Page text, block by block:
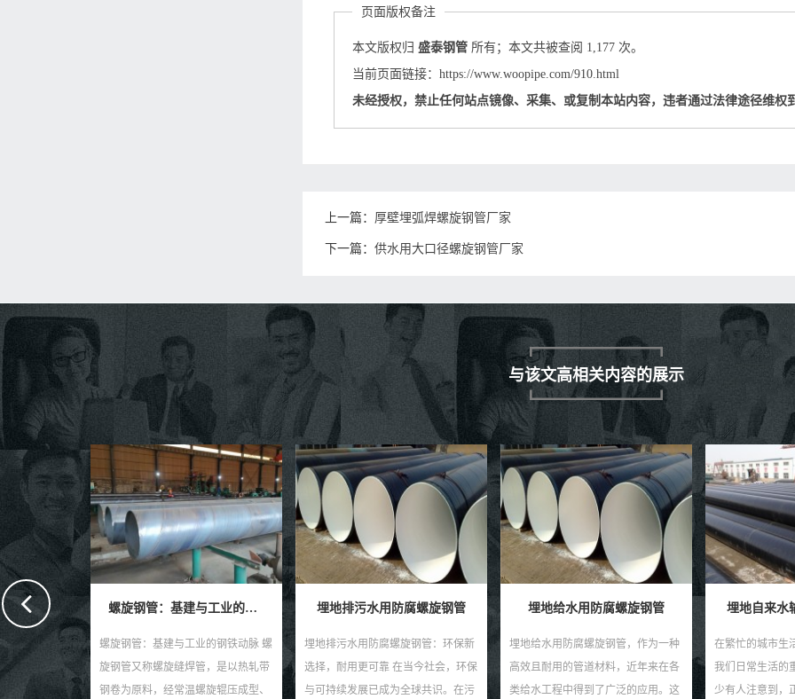
页面版权备注
本文版权归盛泰钢管 所有；本文共被查阅 1,177 次。
当前页面链接：https://www.woopipe.com/910.html
未经授权，禁止任何站点镜像、采集、或复制本站内容，违者通过法律途径维权
上一篇： 厚壁埋弧焊螺旋钢管厂家
下一篇：供水用大口径螺旋钢管厂家
与该文高相关内容的展示
螺旋钢管：基建与工业的钢铁动脉
钢铁动脉 螺
是以热轧带
辊压成型、
埋地排污水用防腐螺旋钢管
埋地排污水用防腐螺旋钢管：环保新
选择，耐用更可靠 在当今社会，环保
与可持续发展已成为全球共识。在污
埋地给水用防腐螺旋钢管
埋地给水用防腐螺旋钢管，作为一种
高效且耐用的管道材料，近年来在各
类给水工程中得到了广泛的应用。这
埋地自来水输送用防腐钢管
在繁忙的城市生活中，自来水是维系
我们日常生活的重要元素。然而，很
少有人注意到，正是那些深埋在地下
地埋供水
地埋供水用防
定，持久耐用
中，地埋供水用